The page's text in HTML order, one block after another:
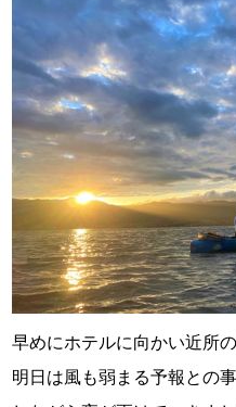
早めにホテルに向かい近所の
明日は風も弱まる予報との